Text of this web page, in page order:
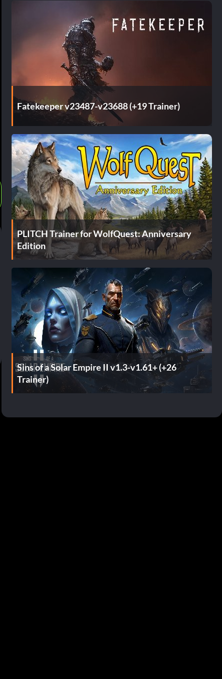
Fatekeeper v23487-v23688 (+19 Trainer)
PLITCH Trainer for WolfQuest: Anniversary
Edition
Sins of a Solar Empire II v1.3-v1.61+ (+26
Trainer)